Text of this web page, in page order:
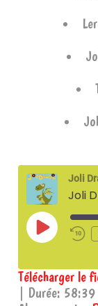
Joli
Joli
Play
Episode
RSS
SHARE
Télécharger le
Durée: 58:39